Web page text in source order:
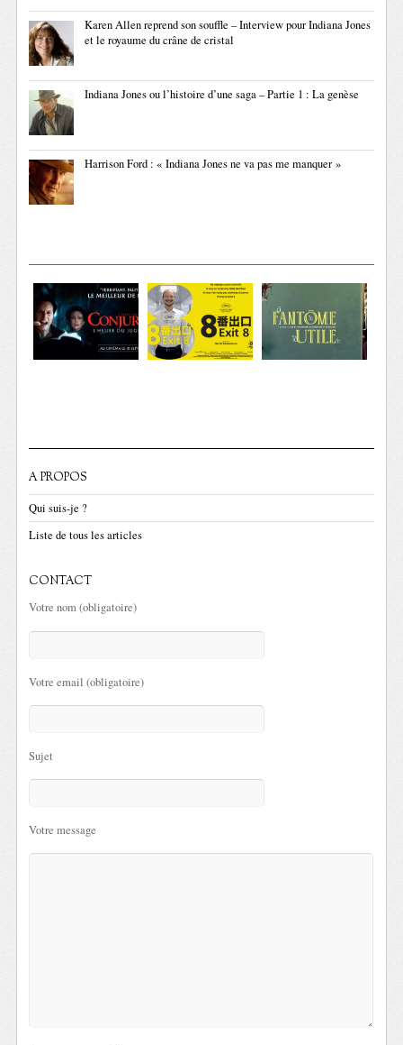
Karen Allen reprend son souffle – Interview pour Indiana Jones
et le royaume du crâne de cristal
Indiana Jones ou l’histoire d’une saga – Partie 1 : La genèse
Harrison Ford : « Indiana Jones ne va pas me manquer »
A PROPOS
Qui suis-je ?
Liste de tous les articles
CONTACT
Votre nom (obligatoire)
Votre email (obligatoire)
Sujet
Votre message